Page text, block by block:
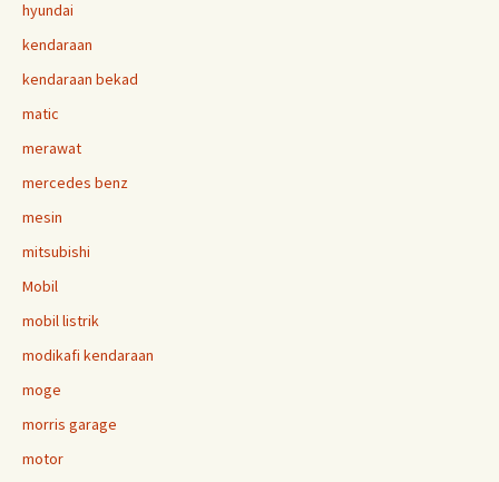
hyundai
kendaraan
kendaraan bekad
matic
merawat
mercedes benz
mesin
mitsubishi
Mobil
mobil listrik
modikafi kendaraan
moge
morris garage
motor